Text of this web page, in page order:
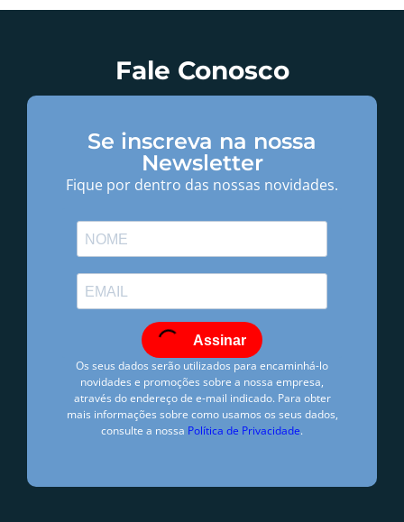
Fale Conosco
Se inscreva na nossa
Newsletter
Fique por dentro das nossas novidades.
Assinar
Os seus dados serão utilizados para encaminhá-lo
novidades e promoções sobre a nossa empresa,
através do endereço de e-mail indicado. Para obter
mais informações sobre como usamos os seus dados,
consulte a nossa Política de Privacidade.